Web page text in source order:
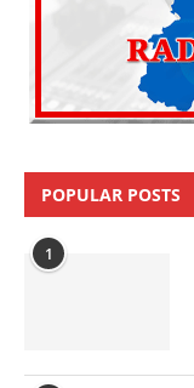
POPULAR POSTS
1